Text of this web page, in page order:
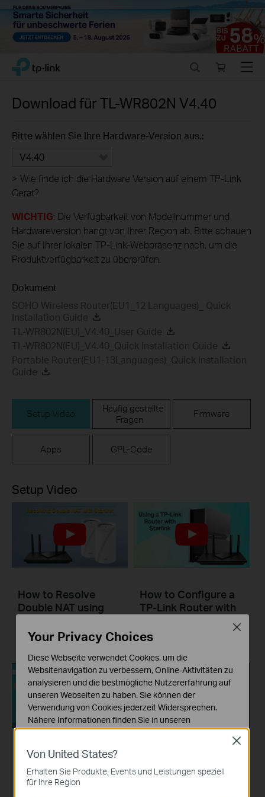
Close
Click
navigation
TP-Link, Reliably Smart
store
Menu
Download fürTL-WR802N V4.40
Bitte wählen Sie Ihre Hardware-Version aus.:
V4.40
> Wie finde ich die Hardware Version auf einem TP-Link
Gerät?
WICHTIG: Die Verfügbarkeit von Modellnummer und
Hardwareversion hängt von Ihrer Region ab. Bitte schauen
Sie auf Ihrer lokalen TP-Link-Webpräsenz nach, um die
Produktverfügbarkeit zu überprüfen.
Dokument
SOHO Wireless Router(EU1_12 Languages)_ Quick
Installation Guide
TL-WR802N(EU)_V4.40_User Guide
TL-WR802N(EU)_V4.40_Quick Installation Guide
Portable Router(EU1-13Languages)_Quick Installation
Guide
Setup Video
Häufig gestellte
Fragen
Firmware
Apps GPL-Code
Setup Video
How to Resolve
Double NAT using
How to Configure a
TP-Link Router with
What should I do if I
cannot access the
internet? - Using a
cannot access the
internet? - Using a
Von United States?
Erhalten Sie Produkte, Events und Leistungen speziell
für Ihre Region
Close
Your Privacy Choices
Diese Webseite verwendet Cookies, um die
Websitenavigation zu verbessern, Online-Aktivitäten zu
analysieren und die bestmögliche Nutzererfahrung auf
unseren Webseiten zu haben. Sie können der
Verwendung von Cookies jederzeit Widersprechen.
Nähere Informationen finden Sie in unseren
Datenschutzhinweisen.
Notwendige Cookies
erforderlich und können in Ihren Systemen nicht
Close